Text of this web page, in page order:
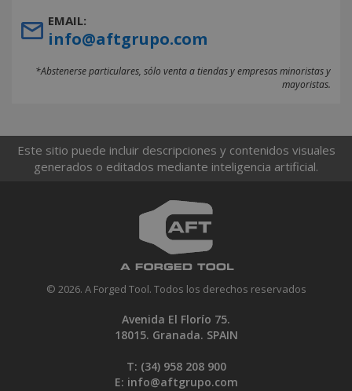
EMAIL:
info@aftgrupo.com
*Abstenerse particulares, sólo venta a tiendas y empresas minoristas y
mayoristas.
Este sitio puede incluir descripciones y contenidos visuales
generados o editados mediante inteligencia artificial.
© 2026. A Forged Tool. Todos los derechos reservados
Avenida El Florío 75.
18015. Granada. SPAIN
T: (34) 958 208 900
E: info@aftgrupo.com